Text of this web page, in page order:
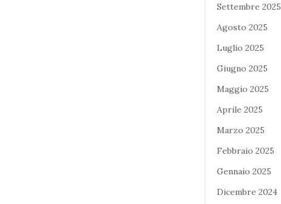
Settembre 2025
Agosto 2025
Luglio 2025
Giugno 2025
Maggio 2025
Aprile 2025
Marzo 2025
Febbraio 2025
Gennaio 2025
Dicembre 2024